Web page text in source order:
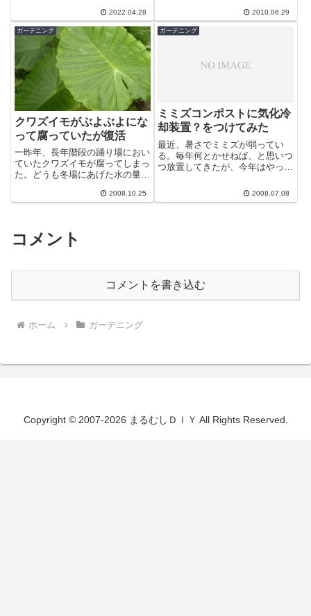
2022.04.28
した。ドクダミを薬草として使う
場合は...
2010.06.29
ガーデニング
クワズイモがぶよぶよにな
って腐っていたが復活
一昨年、長年階段の踊り場におい
ていたクワズイモが腐ってしまっ
た。どうも冬場にあげた水の量が
カスカになって腐ってしまった。
2008.10.25
ガーデニング
ミミズコンポストに気化冷
却装置？をつけてみた
最近、暑さでミミズが弱ってい
る。毎年何とかせねば、と思いつ
つ放置してきたが、今年はやっと
うと大げさなのが、効果は大きい
はず。原理的...
2008.07.08
コメント
コメントを書き込む
ホーム ガーデニング
Copyright © 2007-2026 まるむしＤＩＹ All Rights Reserved.